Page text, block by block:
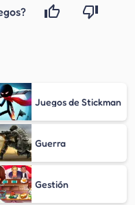
Juegos de Stickman
Guerra
Gestión